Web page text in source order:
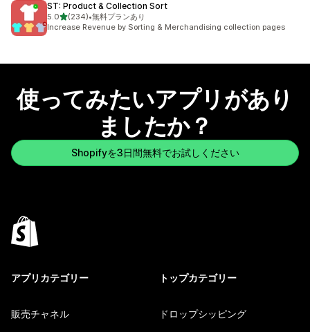
ST: Product & Collection Sort
5.05つ星中
(234)
合計レビュー数：234件
•無料プランあり
Increase Revenue by Sorting & Merchandising collection pages
使ってみたいアプリがあり
ましたか？
Shopifyを3日間無料でお試しください
アプリカテゴリー
販売チャネル
トップカテゴリー
ドロップシッピング